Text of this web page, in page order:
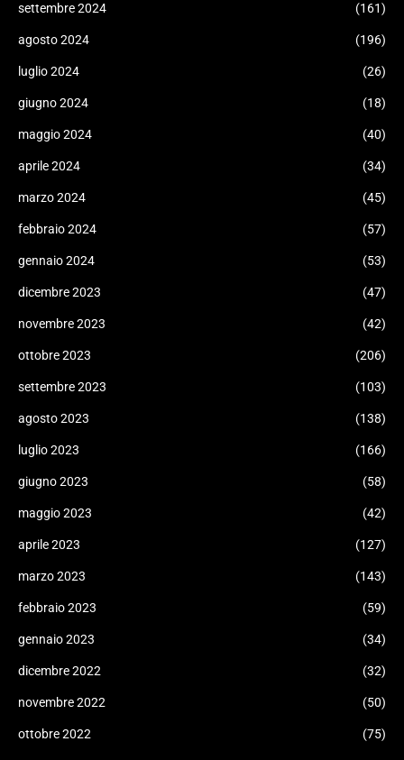
settembre 2024 (161)
agosto 2024 (196)
luglio 2024 (26)
giugno 2024 (18)
maggio 2024 (40)
aprile 2024 (34)
marzo 2024 (45)
febbraio 2024 (57)
gennaio 2024 (53)
dicembre 2023 (47)
novembre 2023 (42)
ottobre 2023 (206)
settembre 2023 (103)
agosto 2023 (138)
luglio 2023 (166)
giugno 2023 (58)
maggio 2023 (42)
aprile 2023 (127)
marzo 2023 (143)
febbraio 2023 (59)
gennaio 2023 (34)
dicembre 2022 (32)
novembre 2022 (50)
ottobre 2022 (75)